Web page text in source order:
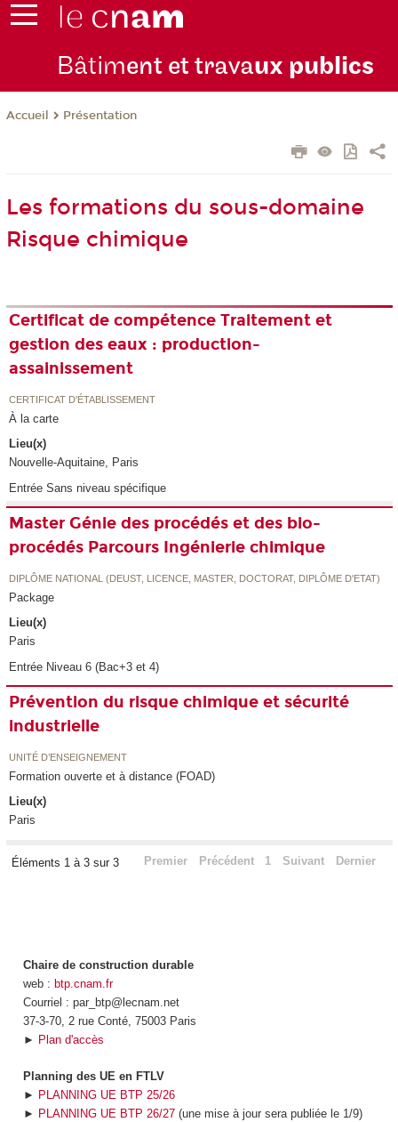
Bâtiment et travaux publics
Accueil Présentation
Les formations du sous-domaine
Risque chimique
Certificat de compétence Traitement et
gestion des eaux : production-
assainissement
CERTIFICAT D'ÉTABLISSEMENT
À la carte
Lieu(x)
Nouvelle-Aquitaine, Paris
Entrée Sans niveau spécifique
Master Génie des procédés et des bio-
procédés Parcours Ingénierie chimique
DIPLÔME NATIONAL (DEUST, LICENCE, MASTER, DOCTORAT, DIPLÔME D'ETAT)
Package
Lieu(x)
Paris
Entrée Niveau 6 (Bac+3 et 4)
Prévention du risque chimique et sécurité
industrielle
UNITÉ D’ENSEIGNEMENT
Formation ouverte et à distance (FOAD)
Lieu(x)
Paris
Éléments 1 à 3 sur 3 Premier Précédent 1 Suivant Dernier
Chaire de construction durable
web : btp.cnam.fr
Courriel : par_btp@lecnam.net
37-3-70, 2 rue Conté, 75003 Paris
► Plan d'accès
Planning des UE en FTLV
► PLANNING UE BTP 25/26
► PLANNING UE BTP 26/27(une mise à jour sera publiée le 1/9)